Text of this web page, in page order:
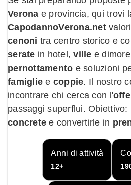
Verona e provincia, qui trovi
CapodannoVerona.net
cenoni tra centro storico e
serate in hotel,ville e
pernottamento e soluzioni
famiglie e coppie. Il nostro
incontrare chi cerca con l'
passaggi superflui. Obiettivo:
concrete e convertirle in
Anni di attività
12+